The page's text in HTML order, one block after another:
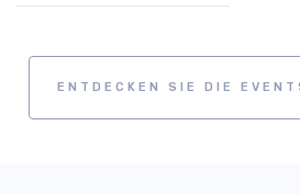
ENTDECKEN SIE DIE